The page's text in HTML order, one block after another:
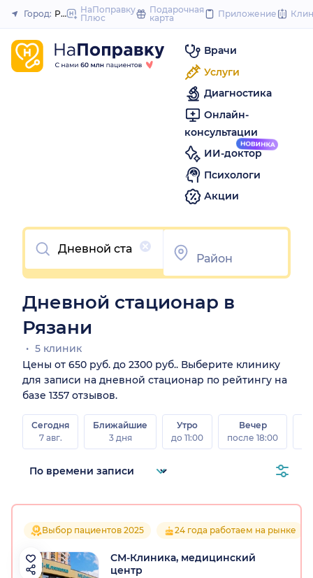
to
Закрыть
Город: РязаньНаПоправку
Плюс
Подарочная
карта
Приложение
Врачи
Услуги
Диагностика
Онлайн-
консультации
ИИ-доктор
Психологи
Акции
Очистить
Дневной стационар в
Рязани
5 клиник
Цены от 650 руб. до 2300 руб.. Выберите клинику
для записи на дневной стационар по рейтингу на
базе 1357 отзывов.
Сегодня
7 авг.
Ближайшие
3 дня
Утро
до 11:00
Вечер
после 18:00
Выбор пациентов 2025 24 года работаем на рынке
СМ-Клиника, медицинский
центр